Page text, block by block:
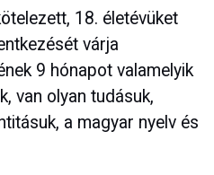
18. életévüket
várja
9 hónapot valamelyik
van olyan tudásuk,
a magyar nyelv és